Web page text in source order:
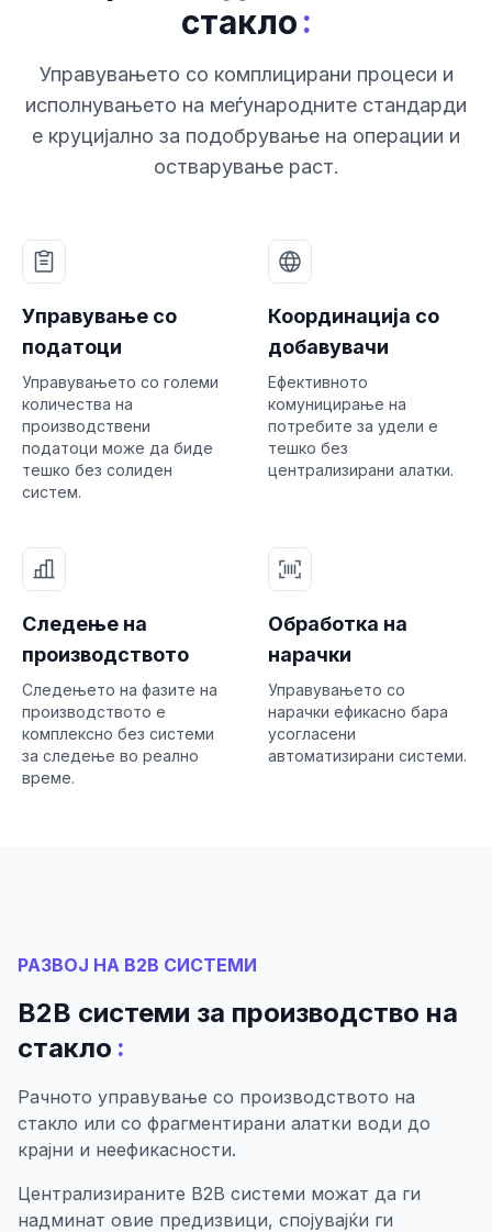
стакло:
Управувањето со комплицирани процеси и
исполнувањето на меѓународните стандарди
е круцијално за подобрување на операции и
остварување раст.
Управување со
податоци
Управувањето со големи
количества на
производствени
податоци може да биде
тешко без солиден
систем.
Координација со
добавувачи
Ефективното
комуницирање на
потребите за удели е
тешко без
централизирани алатки.
Следење на
производството
Следењето на фазите на
производството е
комплексно без системи
за следење во реално
време.
Обработка на
нарачки
Управувањето со
нарачки ефикасно бара
усогласени
автоматизирани системи.
РАЗВОЈ НА B2B СИСТЕМИ
B2B системи за производство на
стакло :
Рачното управување со производството на
стакло или со фрагментирани алатки води до
крајни и неефикасности.
Централизираните B2B системи можат да ги
надминат овие предизвици, спојувајќи ги